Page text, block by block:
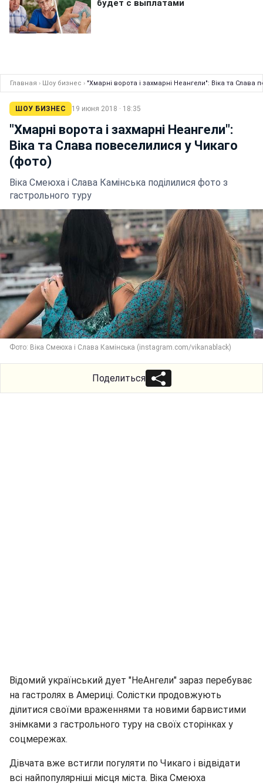
Главная › Шоу бизнес › "Хмарні ворота і захмарні Неангели": Віка та Слава
ШОУ БИЗНЕС 19 июня 2018 · 18:35
"Хмарні ворота і захмарні Неангели":
Віка та Слава повеселилися у Чикаго
(фото)
Віка Смеюха і Слава Камінська поділилися фото з
гастрольного туру
Фото: Віка Смеюха і Слава Камінська (instagram.com/vikanablack)
Поделиться
Відомий український дует "НеАнгели" зараз перебуває
на гастролях в Америці. Солістки продовжують
ділитися своїми враженнями та новими барвистими
знімками з гастрольного туру на своїх сторінках у
соцмережах.
Дівчата вже встигли погуляти по Чикаго і відвідати
всі найпопулярніші місця міста. Віка Смеюха